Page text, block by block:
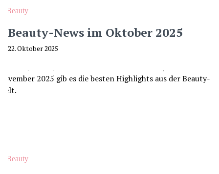
Beauty
Beauty-News im Oktober 2025
22. Oktober 2025
Beauty